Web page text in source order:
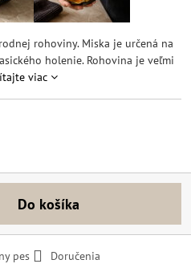
rohoviny. Miska je určená na
holenie. Rohovina je veľmi
viac
Do košíka
pes
Doručenia